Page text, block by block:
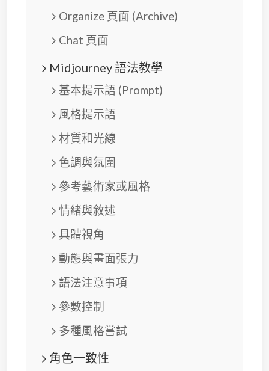
Organize 頁面 (Archive)
Chat 頁面
Midjourney 語法教學
基本提示語 (Prompt)
風格提示語
材質和光線
色調與氛圍
參考藝術家或風格
情緒與敘述
具體視角
動態與畫面張力
語法注意事項
參數控制
多種風格嘗試
角色一致性